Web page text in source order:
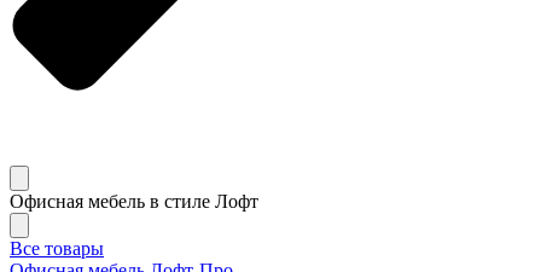
Офисная мебель в стиле Лофт
Все товары